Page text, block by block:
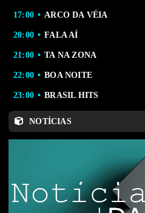
17:00 ARCO DA VÉIA
20:00 FALA AÍ
21:00 TA NA ZONA
22:00 BOA NOITE
23:00 BRASIL HITS
NOTÍCIAS